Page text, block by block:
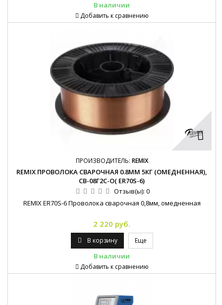
В наличии
Добавить к сравнению
ПРОИЗВОДИТЕЛЬ: REMIX
REMIX ПРОВОЛОКА СВАРОЧНАЯ 0.8ММ 5КГ (ОМЕДНЕННАЯ),
СВ-08Г2С-О( ER70S-6)
Отзыв(ы): 0
REMIX ER70S-6 Проволока сварочная 0,8мм, омедненная
2 220 руб.
В корзину Еще
В наличии
Добавить к сравнению